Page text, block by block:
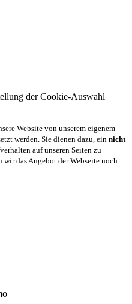
der Cookie-Auswahl
Website von unserem eigenem
werden. Sie dienen dazu, ein nicht
auf unseren Seiten zu
das Angebot der Webseite noch